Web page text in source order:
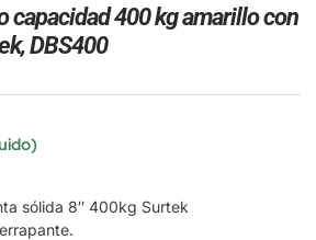
capacidad 400 kg amarillo con
DBS400
sólida 8″ 400kg Surtek